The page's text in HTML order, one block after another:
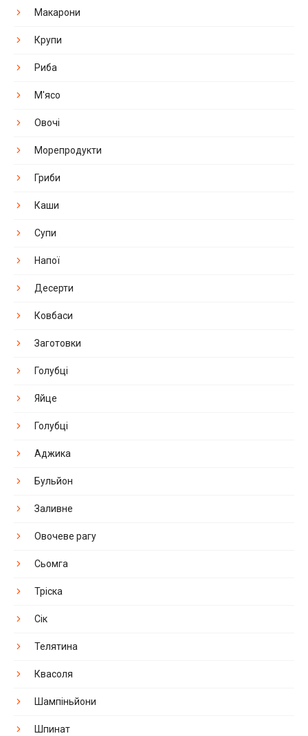
Макарони
Крупи
Риба
М'ясо
Овочі
Морепродукти
Гриби
Каши
Супи
Напої
Десерти
Ковбаси
Заготовки
Голубці
Яйце
Голубці
Аджика
Бульйон
Заливне
Овочеве рагу
Сьомга
Тріска
Сік
Телятина
Квасоля
Шампіньйони
Шпинат